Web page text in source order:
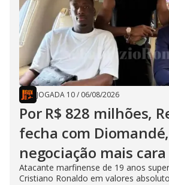
JOGADA 10/ 06/08/2026
Por R$ 828 milhões,
fecha com
negociação mais
Atacante marfinense de 19 anos
Cristiano Ronaldo em valores